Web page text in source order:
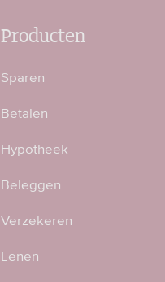
Producten
Sparen
Betalen
Hypotheek
Beleggen
Verzekeren
Lenen